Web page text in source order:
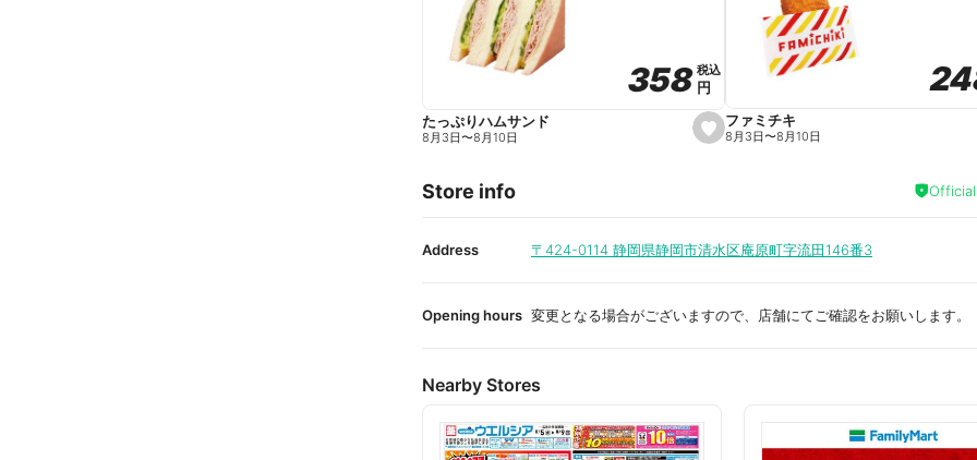
e
s
e
i
t
358
358税込
税込
円
円
たっぷりハムサンド
8月3日〜8月10日
ファミチキ
8月3日〜8月10日
Store info
Address 〒424-0114 静岡県静岡市清水区庵原町字流田146番3
Opening hours 変更となる場合がございますので、店舗にてご確認をお願いします。
Nearby Stores